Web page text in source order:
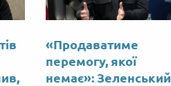
«Продаватиме
перемогу, якої
немає»: Зеленський